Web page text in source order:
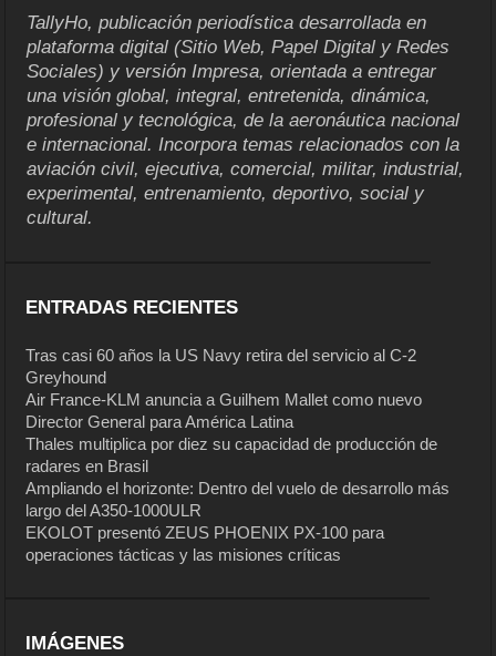
TallyHo, publicación periodística desarrollada en
plataforma digital (Sitio Web, Papel Digital y Redes
Sociales) y versión Impresa, orientada a entregar
una visión global, integral, entretenida, dinámica,
profesional y tecnológica, de la aeronáutica nacional
e internacional. Incorpora temas relacionados con la
aviación civil, ejecutiva, comercial, militar, industrial,
experimental, entrenamiento, deportivo, social y
cultural.
ENTRADAS RECIENTES
Tras casi 60 años la US Navy retira del servicio al C-2
Greyhound
Air France-KLM anuncia a Guilhem Mallet como nuevo
Director General para América Latina
Thales multiplica por diez su capacidad de producción de
radares en Brasil
Ampliando el horizonte: Dentro del vuelo de desarrollo más
largo del A350-1000ULR
EKOLOT presentó ZEUS PHOENIX PX-100 para
operaciones tácticas y las misiones críticas
IMÁGENES